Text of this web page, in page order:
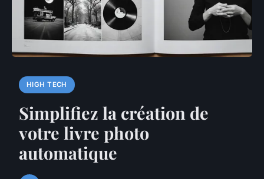
HIGH TECH
Simplifiez la création de
votre livre photo
automatique